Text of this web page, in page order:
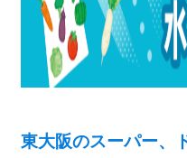
東大阪のスーパー、